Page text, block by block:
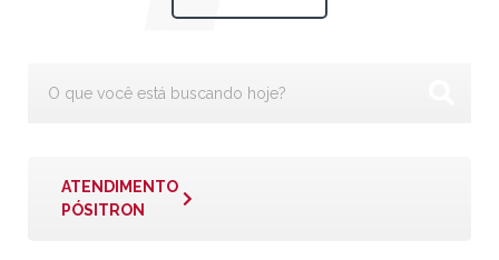
ATENDIMENTO
PÓSITRON